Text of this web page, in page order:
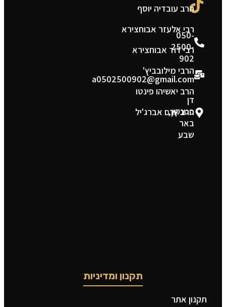
050-
2500-
902
a0502500902@gmail.com
דן
פטנקין,
באר
שבע
הרב עובדיה יוסף
רבי אלעזר אבוחצירא
רבי דוד אבוחצירא
הרבי מילובביץ'
הרב יאשיהו פינטו
הרב יורם אברג'יל
תקנון ומדיניות
תקנון אתר